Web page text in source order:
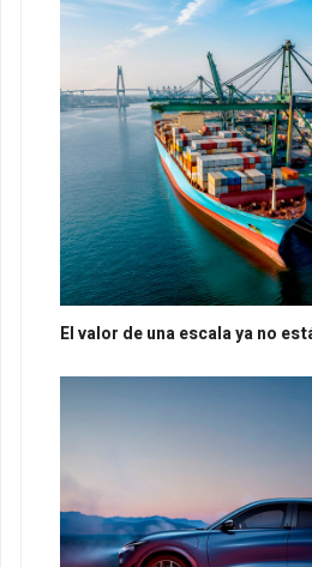
El valor de una escala ya no